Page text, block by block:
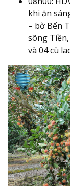
khi ăn
– bờ Bến
sông
và 04 cù